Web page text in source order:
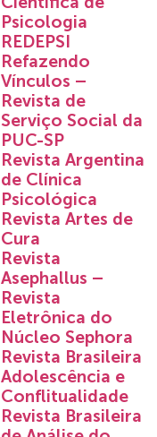
Psicologia
REDEPSI
Refazendo
Vínculos –
Revista de
Serviço Social da
PUC-SP
Revista Argentina
de Clínica
Psicológica
Revista Artes de
Cura
Revista
Asephallus –
Revista
Eletrônica do
Núcleo Sephora
Revista Brasileira
Adolescência e
Conflitualidade
Revista Brasileira